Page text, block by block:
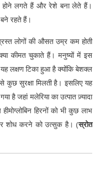
होने लगते हैं और रेशे बना लेते हैं।
रहते हैं।
लोगों की औसत उम्र कम होती
कीमत चुकाते हैं। मनुष्यों में इस
यह लक्षण टिका हुआ है क्योंकि बेशक्ल
से कुछ सुरक्षा मिलती है। इसलिए यह
है जहां मलेरिया का उत्पात ज़्यादा
हिरनों को भी कुछ लाभ
शोध करने को उत्सुक है। (स्रोत